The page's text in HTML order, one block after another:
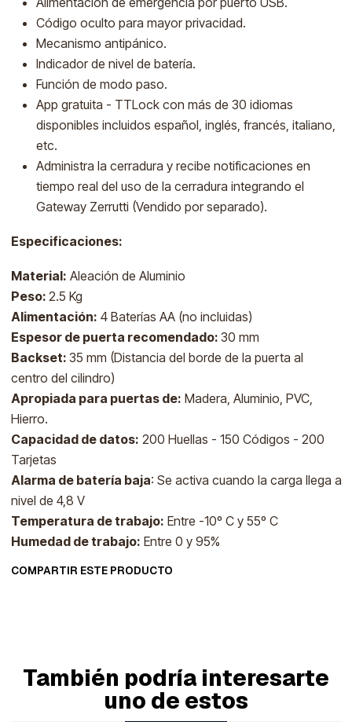
Código oculto para mayor privacidad.
Mecanismo antipánico.
Indicador de nivel de batería.
Función de modo paso.
App gratuita - TTLock con más de 30 idiomas
disponibles incluidos español, inglés, francés, italiano,
etc.
Administra la cerradura y recibe notificaciones en
tiempo real del uso de la cerradura integrando el
Gateway Zerrutti (Vendido por separado).
Especificaciones:
Material: Aleación de Aluminio
Peso: 2.5 Kg
Alimentación: 4 Baterías AA (no incluidas)
Espesor de puerta recomendado: 30 mm
Backset: 35 mm (Distancia del borde de la puerta al
centro del cilindro)
Apropiada para puertas de: Madera, Aluminio, PVC,
Hierro.
Capacidad de datos: 200 Huellas - 150 Códigos - 200
Tarjetas
Alarma de batería baja: Se activa cuando la carga llega a
nivel de 4,8 V
Temperatura de trabajo: Entre -10º C y 55º C
Humedad de trabajo: Entre 0 y 95%
COMPARTIR ESTE PRODUCTO
También podría interesarte
uno de estos